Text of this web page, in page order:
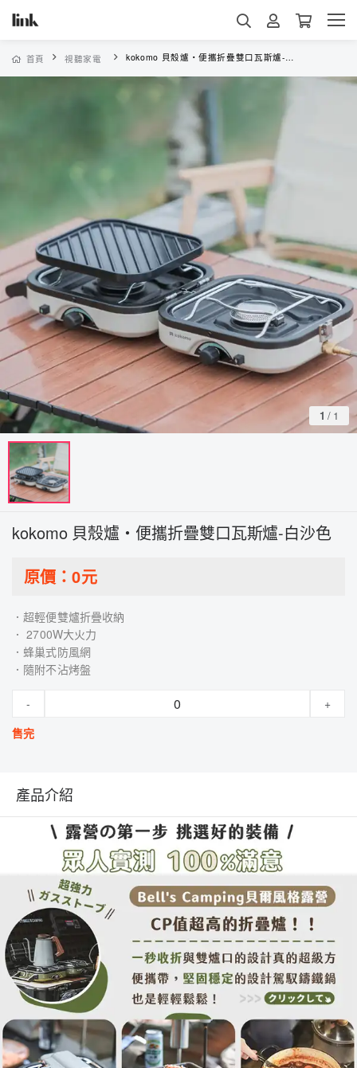
首頁 視聽家電 kokomo 貝殼爐・便攜折疊雙口瓦斯爐-白沙色
1 / 1
kokomo 貝殼爐・便攜折疊雙口瓦斯爐-白沙色
原價：0元
．超輕便雙爐折疊收納
． 2700W大火力
．蜂巢式防風網
．隨附不沾烤盤
-
+
售完
產品介紹